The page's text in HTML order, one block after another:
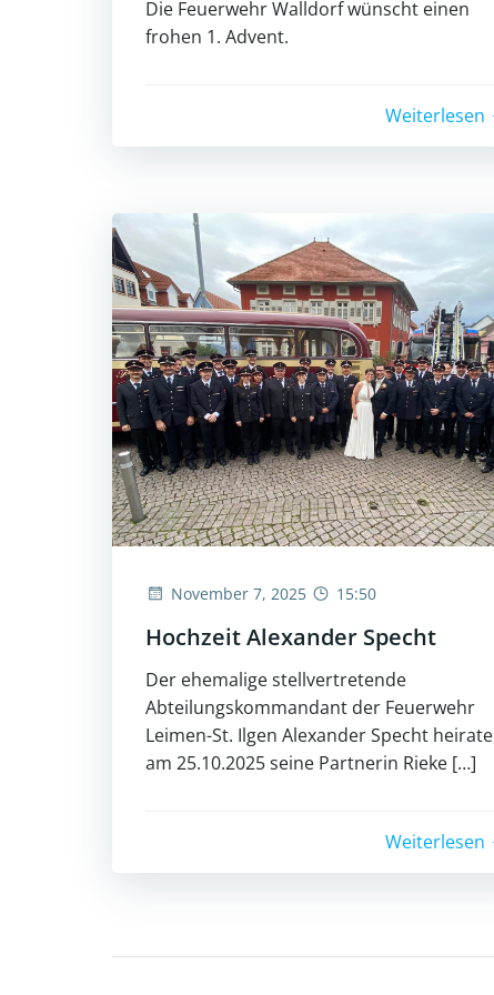
Die Feuerwehr Walldorf wünscht einen
frohen 1. Advent.
Weiterlesen
November 7, 2025 15:50
Hochzeit Alexander Specht
Der ehemalige stellvertretende
Abteilungskommandant der Feuerwehr
Leimen-St. Ilgen Alexander Specht heirate
am 25.10.2025 seine Partnerin Rieke […]
Weiterlesen